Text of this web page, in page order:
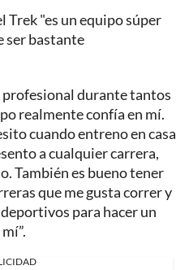
Trek "es un equipo súper
ser bastante
profesional durante tantos
realmente confía en mí.
cuando entreno en casa
a cualquier carrera,
También es bueno tener
que me gusta correr y
para hacer un